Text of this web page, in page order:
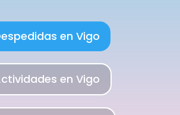
en Vigo
en Vigo